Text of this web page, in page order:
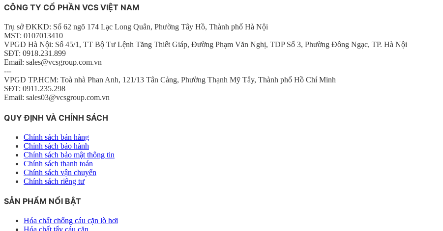
CÔNG TY CỔ PHẦN VCS VIỆT NAM
Trụ sở ĐKKD: Số 62 ngõ 174 Lạc Long Quân, Phường Tây Hồ, Thành phố Hà Nội
MST: 0107013410
VPGD Hà Nội: Số 45/1, TT Bộ Tư Lệnh Tăng Thiết Giáp, Đường Phạm Văn Nghị, TDP Số 3, Phường Đông Ngạc, TP. Hà Nội
SĐT: 0918.231.899
Email: sales@vcsgroup.com.vn
---
VPGD TP.HCM: Toà nhà Phan Anh, 121/13 Tân Cảng, Phường Thạnh Mỹ Tây, Thành phố Hồ Chí Minh
SĐT: 0911.235.298
Email: sales03@vcsgroup.com.vn
QUY ĐỊNH VÀ CHÍNH SÁCH
Chính sách bán hàng
Chính sách bảo hành
Chính sách bảo mật thông tin
Chính sách thanh toán
Chính sách vận chuyển
Chính sách riêng tư
SẢN PHẨM NỔI BẬT
Hóa chất chống cáu cặn lò hơi